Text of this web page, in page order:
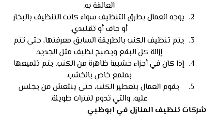
العالقة به.
يوجه العمال بطرق التنظيف سواء كانت التنظيف بالبخار
أو جاف أو تقليدي.
يتم تنظيف الكنب بالطريقة السابق معرفتها، حتى تتم
إزالة كل البقع ويصبح نظيف مثل الجديد.
إذا كان في أجزاء خشبية ظاهرة من الكنب، يتم تلميعها
بملمع خاص بالخشب.
يقوم العمال بتعطير الكنب، حتى ينتعش من يجلس
عليه، والتي تدوم لفترات طويلة.
شركات تنظيف المنازل في ابوظبي